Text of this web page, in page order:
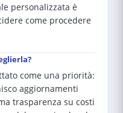
personalizzata è
come procedere
come una priorità:
aggiornamenti
trasparenza su costi